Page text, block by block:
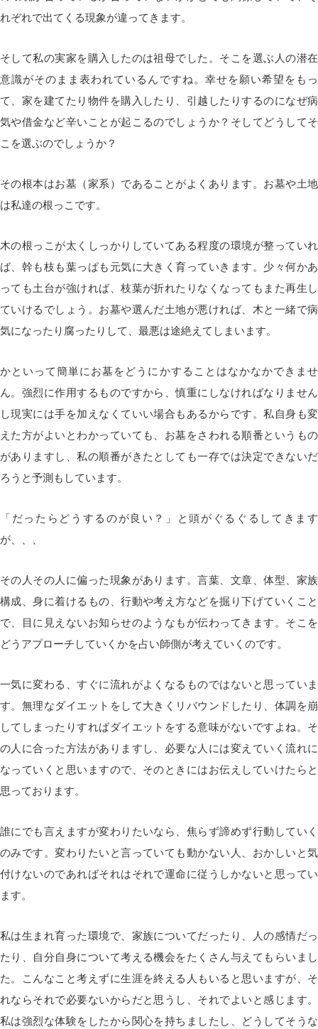
れぞれで出てくる現象が違ってきます。
そして私の実家を購入したのは祖母でした。そこを選ぶ人の潜在
意識がそのまま表われているんですね。幸せを願い希望をもっ
て、家を建てたり物件を購入したり、引越したりするのになぜ病
気や借金など辛いことが起こるのでしょうか？そしてどうしてそ
こを選ぶのでしょうか？
その根本はお墓（家系）であることがよくあります。お墓や土地
は私達の根っこです。
木の根っこが太くしっかりしていてある程度の環境が整っていれ
ば、幹も枝も葉っぱも元気に大きく育っていきます。少々何かあ
っても土台が強ければ、枝葉が折れたりなくなってもまた再生し
ていけるでしょう。お墓や選んだ土地が悪ければ、木と一緒で病
気になったり腐ったりして、最悪は途絶えてしまいます。
かといって簡単にお墓をどうにかすることはなかなかできませ
ん。強烈に作用するものですから、慎重にしなければなりません
し現実には手を加えなくていい場合もあるからです。私自身も変
えた方がよいとわかっていても、お墓をさわれる順番というもの
がありますし、私の順番がきたとしても一存では決定できないだ
ろうと予測もしています。
「だったらどうするのが良い？」と頭がぐるぐるしてきます
が、、、
その人その人に偏った現象があります。言葉、文章、体型、家族
構成、身に着けるもの、行動や考え方などを掘り下げていくこと
で、目に見えないお知らせのようなもが伝わってきます。そこを
どうアプローチしていくかを占い師側が考えていくのです。
一気に変わる、すぐに流れがよくなるものではないと思っていま
す。無理なダイエットをして大きくリバウンドしたり、体調を崩
してしまったりすればダイエットをする意味がないですよね。そ
の人に合った方法がありますし、必要な人には変えていく流れに
なっていくと思いますので、そのときにはお伝えしていけたらと
思っております。
誰にでも言えますが変わりたいなら、焦らず諦めず行動していく
のみです。変わりたいと言っていても動かない人、おかしいと気
付けないのであればそれはそれで運命に従うしかないと思ってい
ます。
私は生まれ育った環境で、家族についてだったり、人の感情だっ
たり、自分自身について考える機会をたくさん与えてもらいまし
た。こんなこと考えずに生涯を終える人もいると思いますが、そ
れならそれで必要ないからだと思うし、それでよいと感じます。
私は強烈な体験をしたから関心を持ちましたし、どうしてそうな